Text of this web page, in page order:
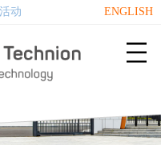
活动 ENGLISH
